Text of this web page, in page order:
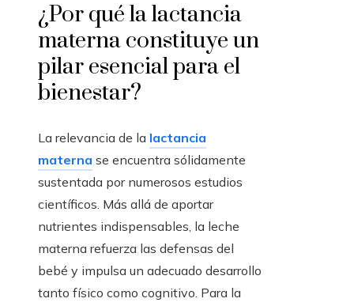
¿Por qué la lactancia
materna constituye un
pilar esencial para el
bienestar?
La relevancia de la lactancia
materna se encuentra sólidamente
sustentada por numerosos estudios
científicos. Más allá de aportar
nutrientes indispensables, la leche
materna refuerza las defensas del
bebé y impulsa un adecuado desarrollo
tanto físico como cognitivo. Para la